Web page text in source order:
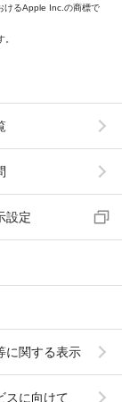
けるApple Inc.の商標で
設定
に関する表示
スに向けて